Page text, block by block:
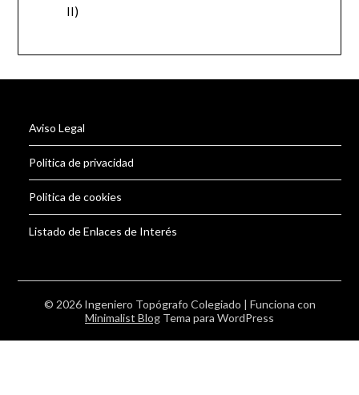
II)
Aviso Legal
Politica de privacidad
Politica de cookies
Listado de Enlaces de Interés
© 2026 Ingeniero Topógrafo Colegiado | Funciona con
Minimalist Blog Tema para WordPress